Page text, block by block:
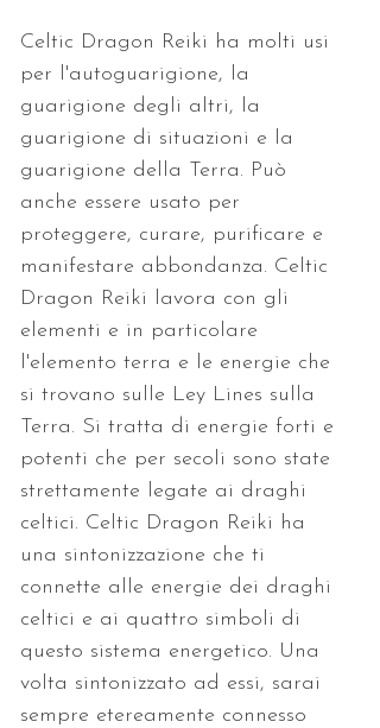
Celtic Dragon Reiki ha molti usi
per l'autoguarigione, la
guarigione degli altri, la
guarigione di situazioni e la
guarigione della Terra. Può
anche essere usato per
proteggere, curare, purificare e
manifestare abbondanza. Celtic
Dragon Reiki lavora con gli
elementi e in particolare
l'elemento terra e le energie che
si trovano sulle Ley Lines sulla
Terra. Si tratta di energie forti e
potenti che per secoli sono state
strettamente legate ai draghi
celtici. Celtic Dragon Reiki ha
una sintonizzazione che ti
connette alle energie dei draghi
celtici e ai quattro simboli di
questo sistema energetico. Una
volta sintonizzato ad essi, sarai
sempre etereamente connesso